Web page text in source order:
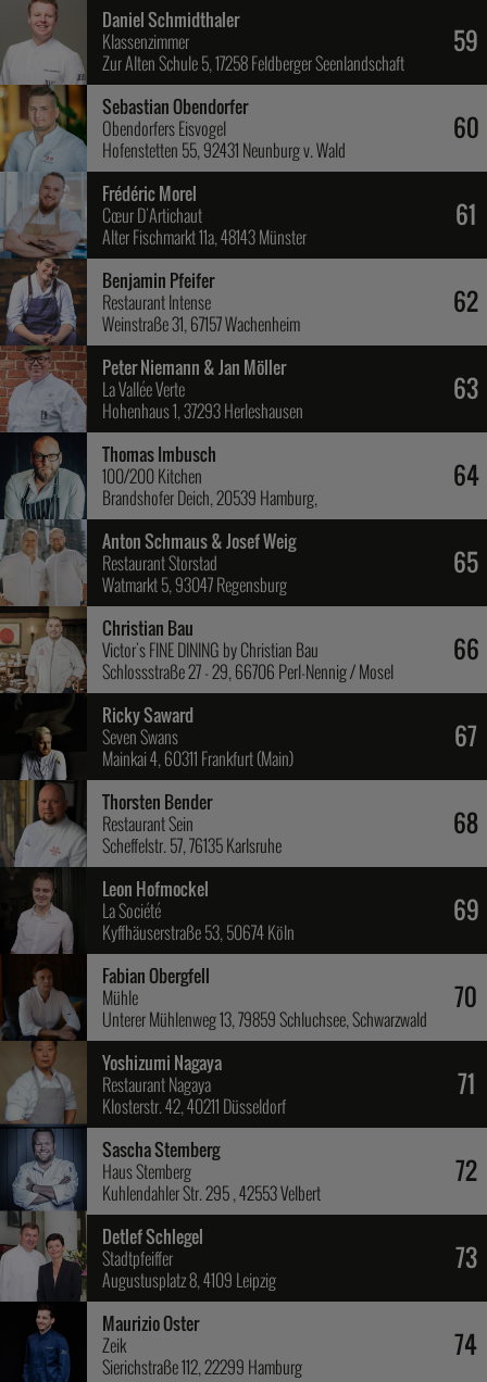
59
Daniel Schmidthaler
Klassenzimmer
Zur Alten Schule 5, 17258 Feldberger Seenlandschaft
60
Sebastian Obendorfer
Obendorfers Eisvogel
Hofenstetten 55, 92431 Neunburg v. Wald
61
Frédéric Morel
Cœur D'Artichaut
Alter Fischmarkt 11a, 48143 Münster
62
Benjamin Pfeifer
Restaurant Intense
Weinstraße 31, 67157 Wachenheim
63
Peter Niemann & Jan Möller
La Vallée Verte
Hohenhaus 1, 37293 Herleshausen
64
Thomas Imbusch
100/200 Kitchen
Brandshofer Deich, 20539 Hamburg,
65
Anton Schmaus & Josef Weig
Restaurant Storstad
Watmarkt 5, 93047 Regensburg
66
Christian Bau
Victor's FINE DINING by Christian Bau
Schlossstraße 27 - 29, 66706 Perl-Nennig / Mosel
67
Ricky Saward
Seven Swans
Mainkai 4, 60311 Frankfurt (Main)
68
Thorsten Bender
Restaurant Sein
Scheffelstr. 57, 76135 Karlsruhe
69
Leon Hofmockel
La Société
Kyffhäuserstraße 53, 50674 Köln
70
Fabian Obergfell
Mühle
Unterer Mühlenweg 13, 79859 Schluchsee, Schwarzwald
71
Yoshizumi Nagaya
Restaurant Nagaya
Klosterstr. 42, 40211 Düsseldorf
72
Sascha Stemberg
Haus Stemberg
Kuhlendahler Str. 295 , 42553 Velbert
73
Detlef Schlegel
Stadtpfeiffer
Augustusplatz 8, 4109 Leipzig
74
Maurizio Oster
Zeik
Sierichstraße 112, 22299 Hamburg